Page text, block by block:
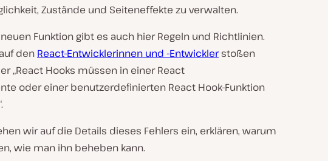
Zustände und Seiteneffekte zu verwalten.
Funktion gibt es auch hier Regeln und Richtlinien.
den React-Entwicklerinnen und -Entwicklerstoßen
„React Hooks müssen in einer React
oder einer benutzerdefinierten React Hook-Funktion
wir auf die Details dieses Fehlers ein, erklären, warum
wie man ihn beheben kann.